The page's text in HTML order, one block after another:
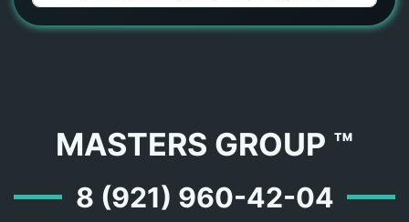
MASTERS GROUP ™
8 (921) 960-42-04